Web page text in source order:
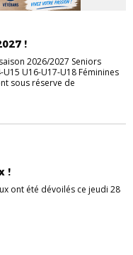
!
2026/2027 Seniors
U16-U17-U18 Féminines
sous réserve de
!
ont été dévoilés ce jeudi 28